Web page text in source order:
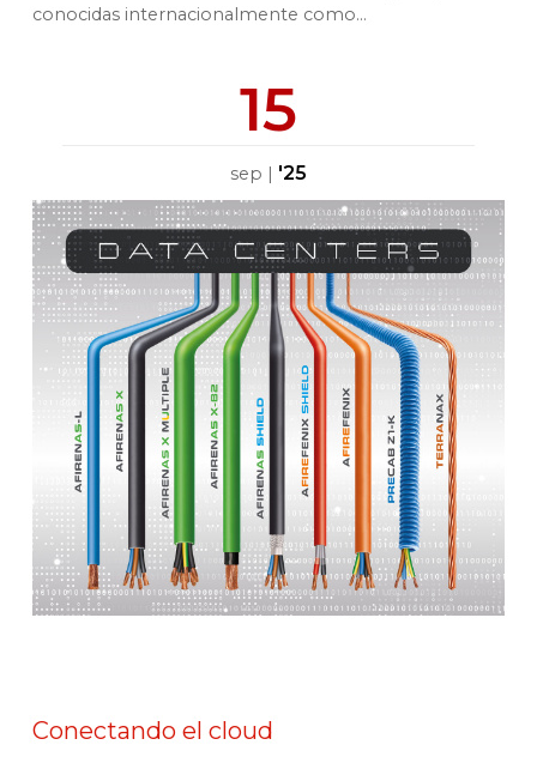
conocidas internacionalmente como...
15
sep | '25
Conectando el cloud